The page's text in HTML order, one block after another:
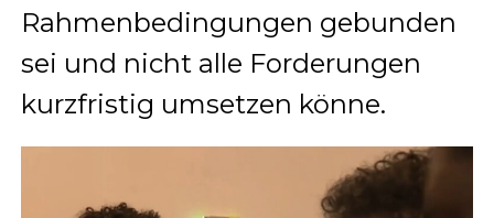
Rahmenbedingungen gebunden
sei und nicht alle Forderungen
kurzfristig umsetzen könne.